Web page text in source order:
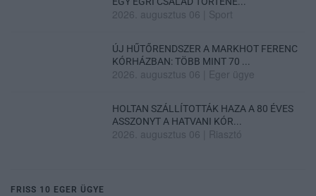
2026. augusztus 06 Sport
ÚJ HŰTŐRENDSZER A MARKHOT FERENC
KÓRHÁZBAN: TÖBB MINT 70 ...
2026. augusztus 06 Eger ügye
HOLTAN SZÁLLÍTOTTÁK HAZA A 80 ÉVES
ASSZONYT A HATVANI KÓR...
2026. augusztus 06 Riasztó
FRISS 10 EGER ÜGYE